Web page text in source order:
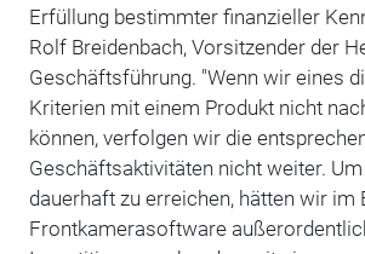
Erfüllung bestimmter finanzieller
Rolf Breidenbach, Vorsitzender der
Geschäftsführung. "Wenn wir eines
Kriterien mit einem Produkt nicht
können, verfolgen wir die
Geschäftsaktivitäten nicht weiter.
dauerhaft zu erreichen, hätten wir im
Frontkamerasoftware